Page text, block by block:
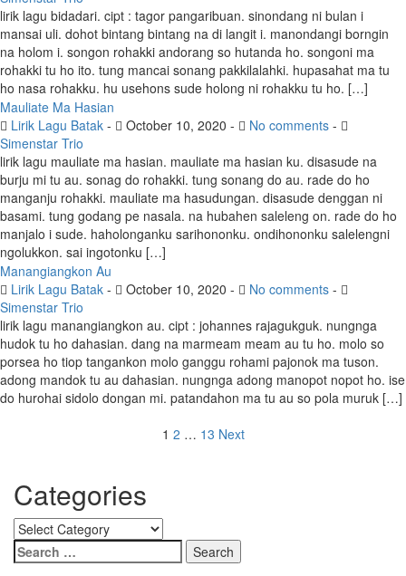
lirik lagu bidadari. cipt : tagor pangaribuan. sinondang ni bulan i
mansai uli. dohot bintang bintang na di langit i. manondangi borngin
na holom i. songon rohakki andorang so hutanda ho. songoni ma
rohakki tu ho ito. tung mancai sonang pakkilalahki. hupasahat ma tu
ho nasa rohakku. hu usehons sude holong ni rohakku tu ho. […]
Mauliate Ma Hasian
Lirik Lagu Batak - October 10, 2020 - No comments -
Simenstar Trio
lirik lagu mauliate ma hasian. mauliate ma hasian ku. disasude na
burju mi tu au. sonag do rohakki. tung sonang do au. rade do ho
manganju rohakki. mauliate ma hasudungan. disasude denggan ni
basami. tung godang pe nasala. na hubahen saleleng on. rade do ho
manjalo i sude. haholonganku sarihononku. ondihononku salelengni
ngolukkon. sai ingotonku […]
Manangiangkon Au
Lirik Lagu Batak - October 10, 2020 - No comments -
Simenstar Trio
lirik lagu manangiangkon au. cipt : johannes rajagukguk. nungnga
hudok tu ho dahasian. dang na marmeam meam au tu ho. molo so
porsea ho tiop tangankon molo ganggu rohami pajonok ma tuson.
adong mandok tu au dahasian. nungnga adong manopot nopot ho. ise
do hurohai sidolo dongan mi. patandahon ma tu au so pola muruk […]
Posts
1 2 … 13 Next
Categories
Categories
Search
for: